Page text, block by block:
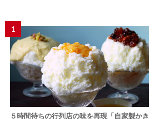
1
５時間待ちの行列店の味を再現「自家製かき